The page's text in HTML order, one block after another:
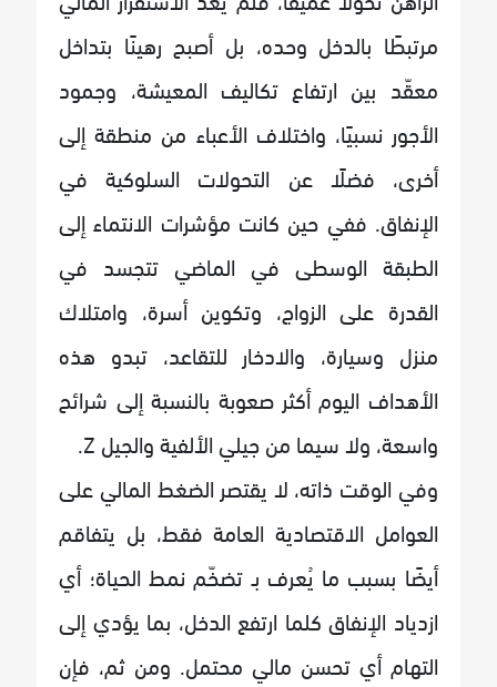
مرتبطًا بالدخل وحده، بل أصبح رهينًا بتداخل
معقّد بين ارتفاع تكاليف المعيشة، وجمود
الأجور نسبيًا، واختلاف الأعباء من منطقة إلى
أخرى، فضلًا عن التحولات السلوكية في
الإنفاق. ففي حين كانت مؤشرات الانتماء إلى
الطبقة الوسطى في الماضي تتجسد في
القدرة على الزواج، وتكوين أسرة، وامتلاك
منزل وسيارة، والادخار للتقاعد، تبدو هذه
الأهداف اليوم أكثر صعوبة بالنسبة إلى شرائح
واسعة، ولا سيما من جيلي الألفية والجيل Z.
وفي الوقت ذاته، لا يقتصر الضغط المالي على
العوامل الاقتصادية العامة فقط، بل يتفاقم
أيضًا بسبب ما يُعرف بـ تضخّم نمط الحياة؛ أي
ازدياد الإنفاق كلما ارتفع الدخل، بما يؤدي إلى
التهام أي تحسن مالي محتمل. ومن ثم، فإن